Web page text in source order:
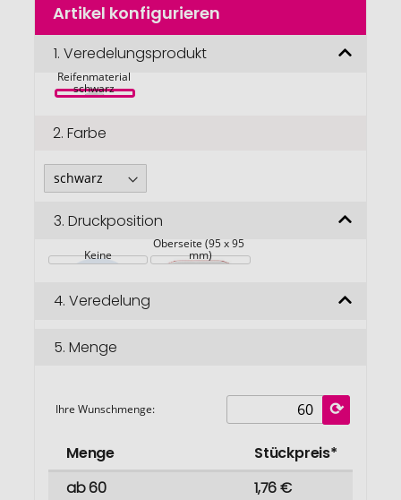
Anfang
Bildgalerie
springen
Artikel konfigurieren
1. Veredelungsprodukt
Untersetzer
Reifenmaterial
schwarz
2. Farbe
3. Druckposition
Keine
Oberseite (95 x 95
mm)
4. Veredelung
5. Menge
Ihre Wunschmenge:
Menge
Stückpreis*
ab 60
1,76 €